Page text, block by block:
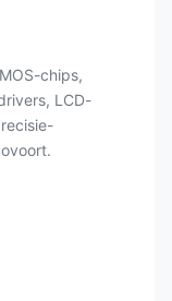
chips,
LCD-